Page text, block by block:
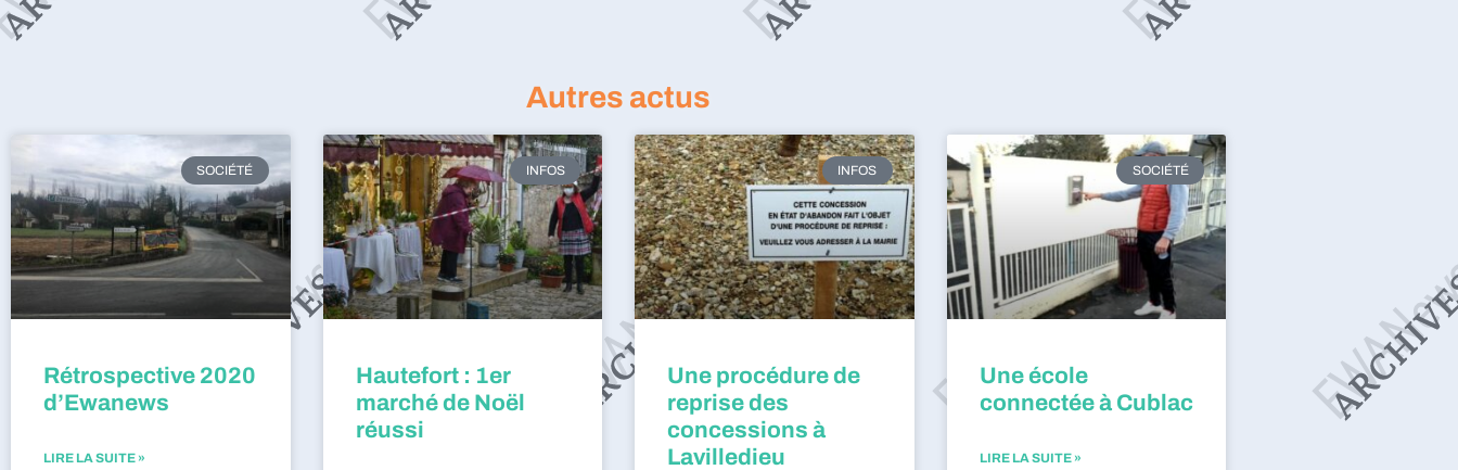
Autres actus
SOCIÉTÉ
Rétrospective 2020
d’Ewanews
LIRE LA SUITE »
INFOS
Hautefort : 1er
marché de Noël
réussi
INFOS
Une procédure de
reprise des
concessions à
Lavilledieu
SOCIÉTÉ
Une école
connectée à Cublac
LIRE LA SUITE »